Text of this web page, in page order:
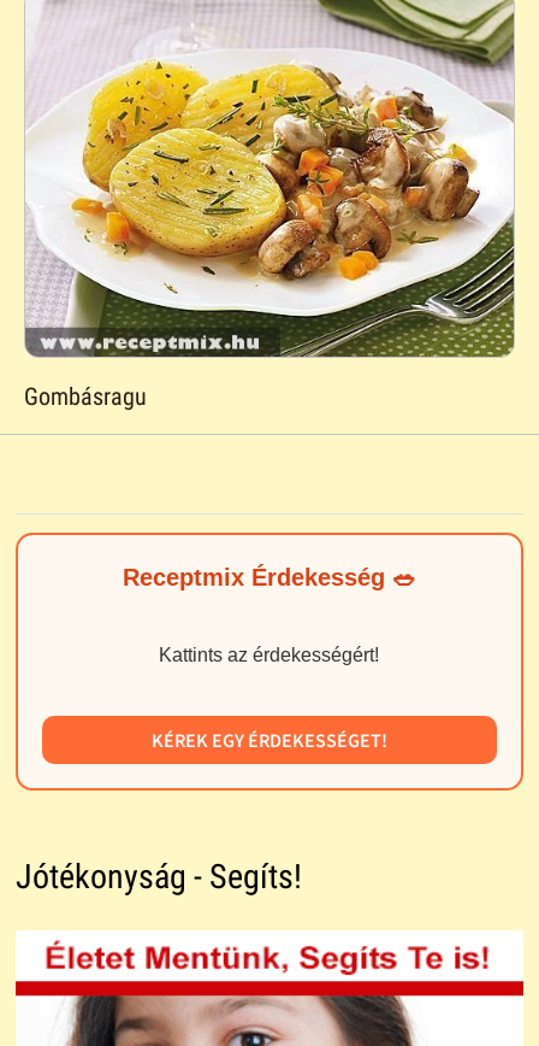
Gombásragu
Receptmix Érdekesség 🥗
Kattints az érdekességért!
KÉREK EGY ÉRDEKESSÉGET!
Jótékonyság - Segíts!